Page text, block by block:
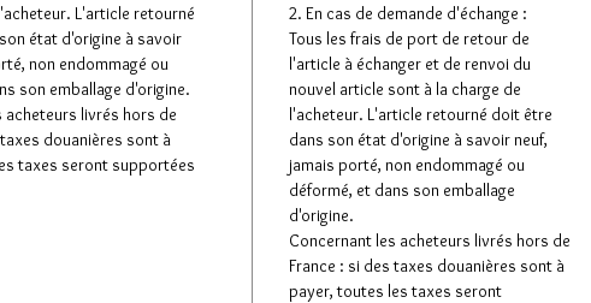
L'article retourné
état d'origine à savoir
non endommagé ou
son emballage d'origine.
acheteurs livrés hors de
douanières sont à
taxes seront supportées
2. En cas de demande d'échange :
Tous les frais de port de retour de
l'article à échanger et de renvoi du
nouvel article sont à la charge de
l'acheteur. L'article retourné doit être
dans son état d'origine à savoir neuf,
jamais porté, non endommagé ou
déformé, et dans son emballage
d'origine.
Concernant les acheteurs livrés hors de
France : si des taxes douanières sont à
payer, toutes les taxes seront